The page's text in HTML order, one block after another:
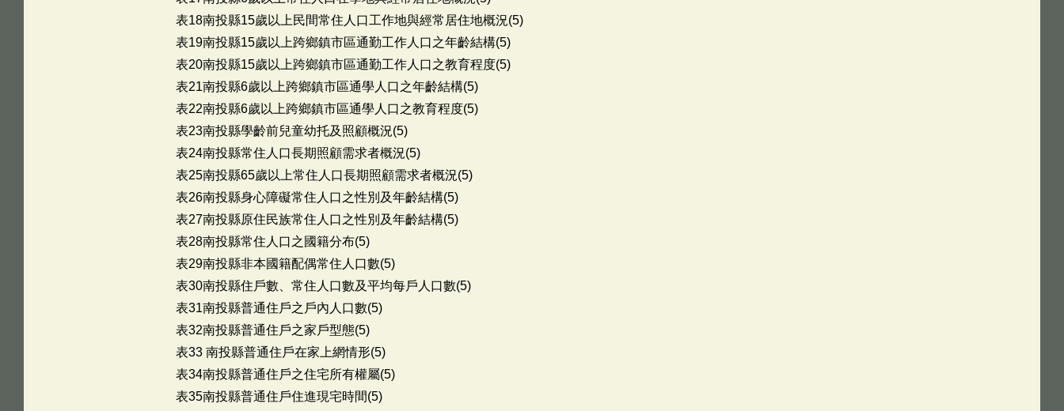
表18南投縣15歲以上民間常住人口工作地與經常居住地概況(5)
表19南投縣15歲以上跨鄉鎮市區通勤工作人口之年齡結構(5)
表20南投縣15歲以上跨鄉鎮市區通勤工作人口之教育程度(5)
表21南投縣6歲以上跨鄉鎮市區通學人口之年齡結構(5)
表22南投縣6歲以上跨鄉鎮市區通學人口之教育程度(5)
表23南投縣學齡前兒童幼托及照顧概況(5)
表24南投縣常住人口長期照顧需求者概況(5)
表25南投縣65歲以上常住人口長期照顧需求者概況(5)
表26南投縣身心障礙常住人口之性別及年齡結構(5)
表27南投縣原住民族常住人口之性別及年齡結構(5)
表28南投縣常住人口之國籍分布(5)
表29南投縣非本國籍配偶常住人口數(5)
表30南投縣住戶數、常住人口數及平均每戶人口數(5)
表31南投縣普通住戶之戶內人口數(5)
表32南投縣普通住戶之家戶型態(5)
表33 南投縣普通住戶在家上網情形(5)
表34南投縣普通住戶之住宅所有權屬(5)
表35南投縣普通住戶住進現宅時間(5)